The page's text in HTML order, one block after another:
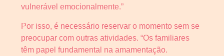
vulnerável emocionalmente.”
Por isso, é necessário reservar o momento sem se
preocupar com outras atividades. “Os familiares
têm papel fundamental na amamentação.